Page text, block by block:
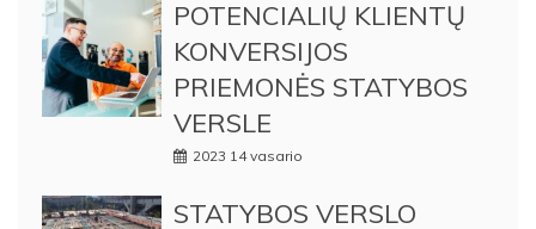
POTENCIALIŲ KLIENTŲ
KONVERSIJOS
PRIEMONĖS STATYBOS
VERSLE
2023 14 vasario
STATYBOS VERSLO